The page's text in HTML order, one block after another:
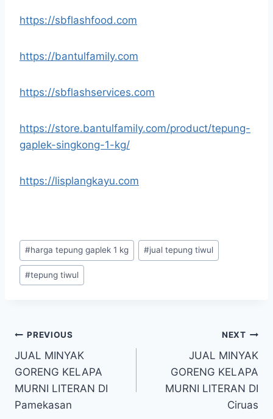
https://sbflashfood.com
https://bantulfamily.com
https://sbflashservices.com
https://store.bantulfamily.com/product/tepung-
gaplek-singkong-1-kg/
https://lisplangkayu.com
#harga tepung gaplek 1 kg #jual tepung tiwul
#tepung tiwul
PREVIOUS
JUAL MINYAK
GORENG KELAPA
MURNI LITERAN DI
Pamekasan
NEXT
JUAL MINYAK
GORENG KELAPA
MURNI LITERAN DI
Ciruas